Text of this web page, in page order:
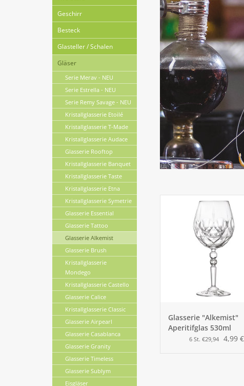
Geschirr
Besteck
Glasteller / Schalen
Gläser
Serie Merav - NEU
Serie Estrella - NEU
Serie Remy Savage - NEU
Kristallglasserie Etoilé
Kristallglasserie T-Made
Kristallglasserie Audace
Glasserie Rooftop
Kristallglasserie Banquet
Kristallglasserie Taste
Kristallglasserie Etna
Kristallglasserie Symetrie
Glasserie Essential
Glasserie Tattoo
Glasserie Alkemist
Glasserie Brush
Kristallglasserie
Mondego
Kristallglasserie Castello
Glasserie Calice
Kristallglasserie Classic
Glasserie Airpearl
Glasserie Casablanca
Glasserie Granity
Glasserie Timeless
Glasserie Sublym
Eisgläser
Glasserie "Alkemist"
Aperitifglas 530ml
6 St. €29,94 4,99